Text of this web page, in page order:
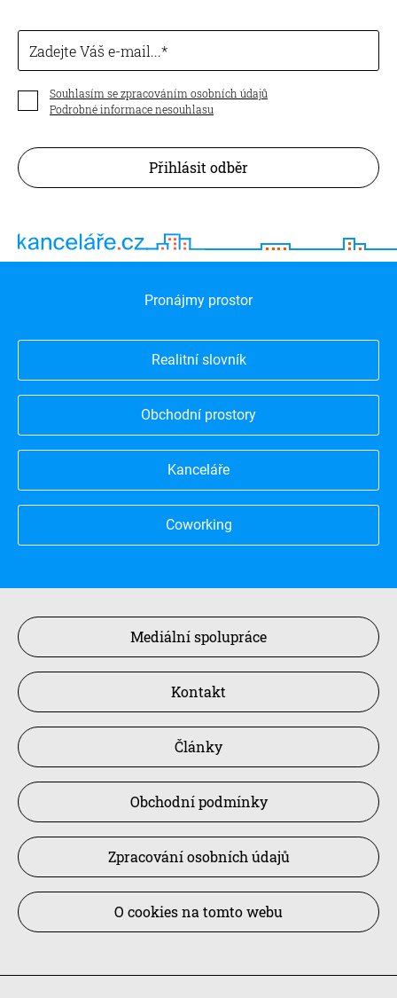
Zadejte Váš e-mail...
Souhlasím se zpracováním osobních údajů
Podrobné informace nesouhlasu
Přihlásit odběr
Pronájmy prostor
Realitní slovník
Obchodní prostory
Kanceláře
Coworking
Mediální spolupráce
Kontakt
Články
Obchodní podmínky
Zpracování osobních údajů
O cookies na tomto webu